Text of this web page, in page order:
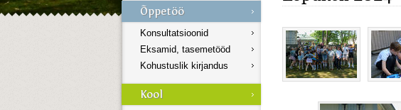
Konsultatsioonid
Eksamid, tasemetööd
Kohustuslik kirjandus